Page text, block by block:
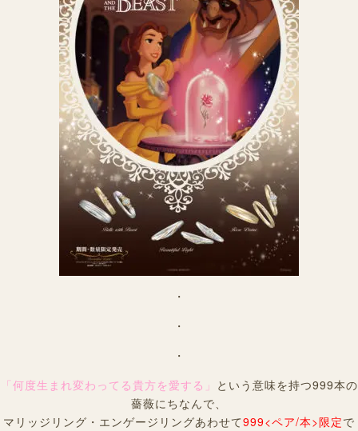
・
・
・
「何度生まれ変わってる貴方を愛する」 という意味を持つ999本の
薔薇にちなんで、
マリッジリング・エンゲージリングあわせて999<ペア/本>限定で